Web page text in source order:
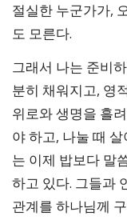
절실한 누군가가,
도 모른다.
그래서 나는 준비
분히 채워지고, 영
위로와 생명을 흘
야 하고, 나눌 때
는 이제 밥보다 말
하고 있다. 그들과
관계를 하나님께